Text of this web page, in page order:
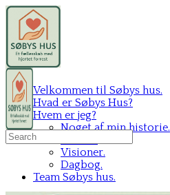
Velkommen til Søbys hus.
Hvad er Søbys Hus?
Hvem er jeg?
Noget af min historie.
Visioner.
Dagbog.
Team Søbys hus.
Search
for: